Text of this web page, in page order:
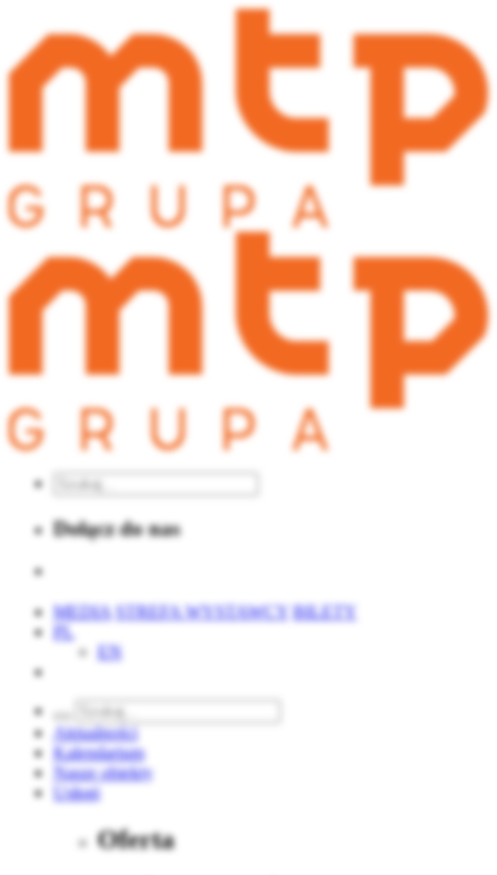
Dołącz do nas
MEDIA STREFA WYSTAWCY BILETY
PL
EN
Aktualności
Kalendarium
Nasze obiekty
Usługi
Oferta